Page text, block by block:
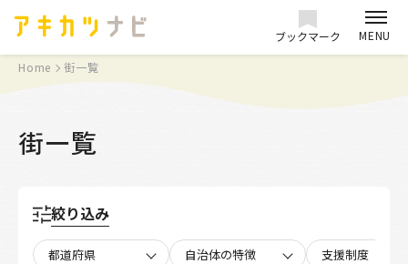
ブックマーク MENU
Home 街一覧
街一覧
絞り込み
都道府県 自治体の特徴 支援制度